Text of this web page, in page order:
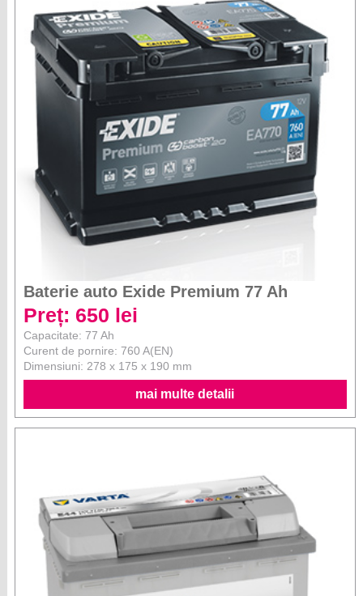
Baterie auto Exide Premium 77 Ah
Preț: 650 lei
Capacitate: 77 Ah
Curent de pornire: 760 A(EN)
Dimensiuni: 278 x 175 x 190 mm
mai multe detalii